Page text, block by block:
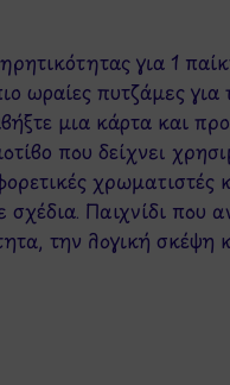
για 1
ωραίες πυτζάμες για
μια κάρτα και
που δείχνει
χρωματιστές
σχέδια. Παιχνίδι που
την λογική σκέψη